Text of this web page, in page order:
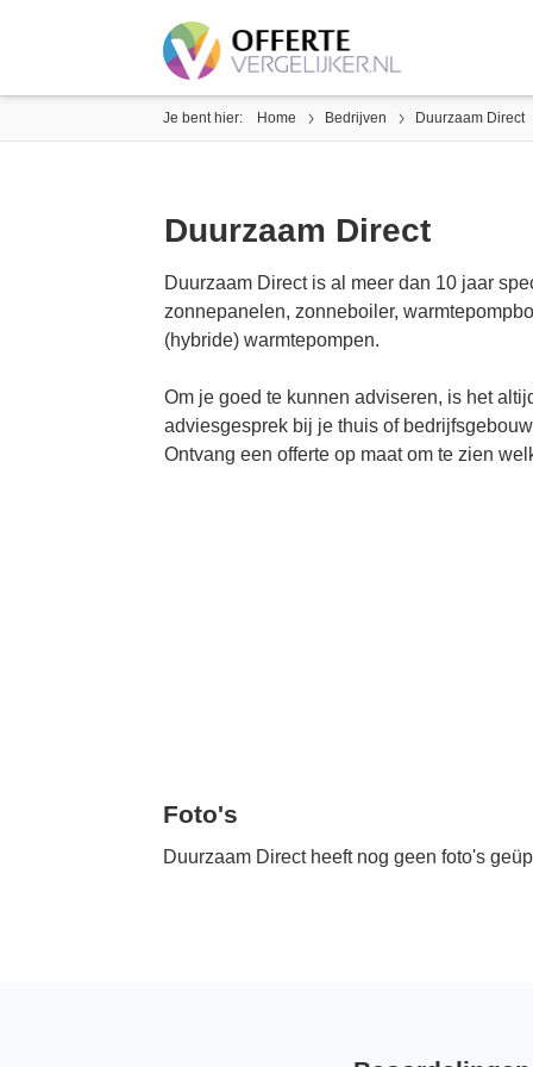
Je bent hier: Home Bedrijven Duurzaam Direct
Duurzaam Direct
Duurzaam Direct is al meer dan 10 jaar
zonnepanelen, zonneboiler,
(hybride) warmtepompen.
Om je goed te kunnen adviseren, is het
adviesgesprek bij je thuis of
Ontvang een offerte op maat om te zien
Foto's
Duurzaam Direct heeft nog geen foto's